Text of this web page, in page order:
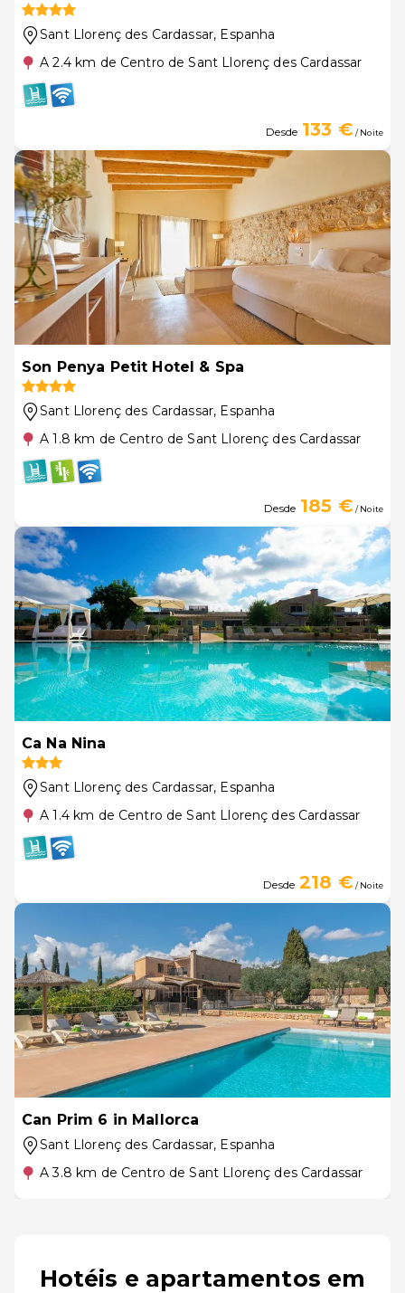
Sant Llorenç des Cardassar, Espanha
A 2.4 km de Centro de Sant Llorenç des Cardassar
Desde 133 €/ Noite
Son Penya Petit Hotel & Spa
Sant Llorenç des Cardassar, Espanha
A 1.8 km de Centro de Sant Llorenç des Cardassar
Desde 185 €/ Noite
Ca Na Nina
Sant Llorenç des Cardassar, Espanha
A 1.4 km de Centro de Sant Llorenç des Cardassar
Desde 218 €/ Noite
Can Prim 6 in Mallorca
Sant Llorenç des Cardassar, Espanha
A 3.8 km de Centro de Sant Llorenç des Cardassar
Hotéis e apartamentos em